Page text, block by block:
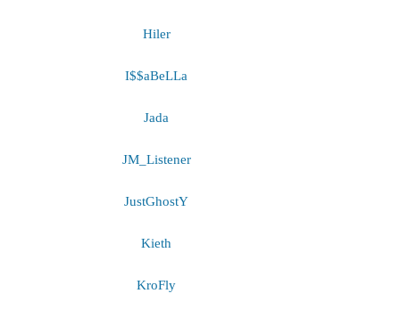
Hiler
I$$aBeLLa
Jada
JM_Listener
JustGhostY
Kieth
KroFly